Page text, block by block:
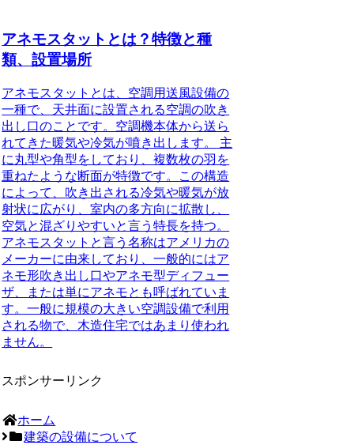
アネモスタットとは？特徴と種
類、設置場所
アネモスタットとは、空調用送風設備の
一種で、天井面に設置される空調の吹き
出し口のことです。空調機本体から送ら
れてきた暖気や冷気が噴き出します。
主
に丸型や角型をしており、複数枚の羽を
重ねたような断面が特徴です。この構造
によって、吹き出される冷気や暖気が放
射状に広がり、室内の多方向に拡散し、
空気と混ざりやすいと言う特長を持つ。
アネモスタットと言う名称はアメリカの
メーカーに由来しており、一般的にはア
ネモ形吹き出し口やアネモ型ディフュー
ザ、または単にアネモとも呼ばれていま
す。一般に規模の大きい空調設備で利用
される物で、 木造住宅ではあまり使われ
ません。
スポンサーリンク
ホーム
建築の設備について